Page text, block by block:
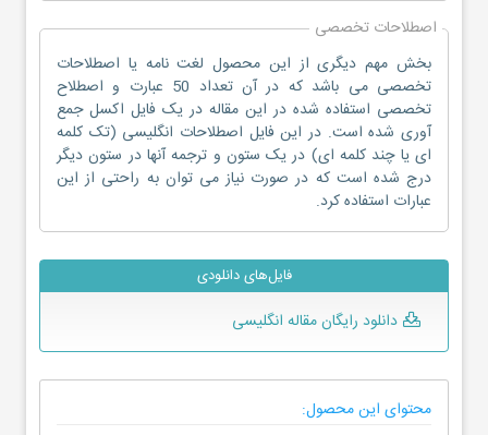
اصطلاحات تخصصی
بخش مهم دیگری از این محصول لغت نامه یا اصطلاحات
تخصصی می باشد که در آن تعداد 50 عبارت و اصطلاح
تخصصی استفاده شده در این مقاله در یک فایل اکسل جمع
آوری شده است. در این فایل اصطلاحات انگلیسی (تک کلمه
ای یا چند کلمه ای) در یک ستون و ترجمه آنها در ستون دیگر
درج شده است که در صورت نیاز می توان به راحتی از این
عبارات استفاده کرد.
فایل‌های دانلودی
دانلود رایگان مقاله انگلیسی
محتوای این محصول: